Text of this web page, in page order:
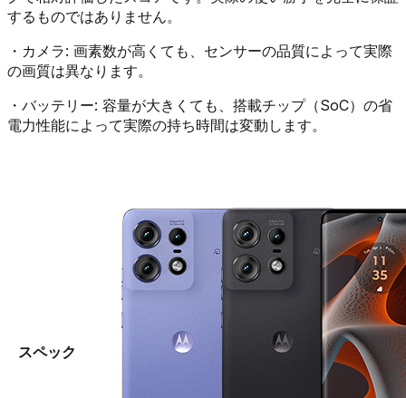
するものではありません。
・ カメラ: 画素数が高くても、センサーの品質によって実際
の画質は異なります。
・ バッテリー: 容量が大きくても、搭載チップ（SoC）の省
電力性能によって実際の持ち時間は変動します。
スペック